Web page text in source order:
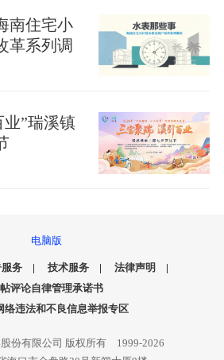
南住宅小
革系列调
业”瑞溪镇
电脑版
务| 技术服务| 法律声明 |
评论自律管理承诺书
络违法和不良信息举报专区
份有限公司 版权所有 1999-2026